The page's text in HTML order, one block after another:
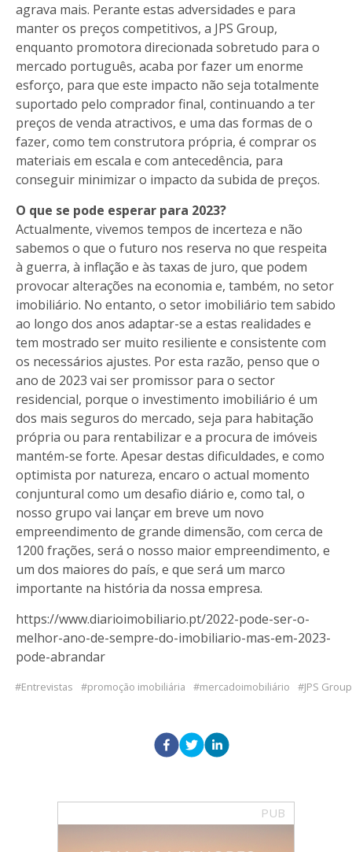
agrava mais. Perante estas adversidades e para
manter os preços competitivos, a JPS Group,
enquanto promotora direcionada sobretudo para o
mercado português, acaba por fazer um enorme
esforço, para que este impacto não seja totalmente
suportado pelo comprador final, continuando a ter
preços de venda atractivos, e uma das formas de o
fazer, como tem construtora própria, é comprar os
materiais em escala e com antecedência, para
conseguir minimizar o impacto da subida de preços.
O que se pode esperar para 2023?
Actualmente, vivemos tempos de incerteza e não
sabemos o que o futuro nos reserva no que respeita
à guerra, à inflação e às taxas de juro, que podem
provocar alterações na economia e, também, no setor
imobiliário. No entanto, o setor imobiliário tem sabido
ao longo dos anos adaptar-se a estas realidades e
tem mostrado ser muito resiliente e consistente com
os necessários ajustes. Por esta razão, penso que o
ano de 2023 vai ser promissor para o sector
residencial, porque o investimento imobiliário é um
dos mais seguros do mercado, seja para habitação
própria ou para rentabilizar e a procura de imóveis
mantém-se forte. Apesar destas dificuldades, e como
optimista por natureza, encaro o actual momento
conjuntural como um desafio diário e, como tal, o
nosso grupo vai lançar em breve um novo
empreendimento de grande dimensão, com cerca de
1200 frações, será o nosso maior empreendimento, e
um dos maiores do país, e que será um marco
importante na história da nossa empresa.
https://www.diarioimobiliario.pt/2022-pode-ser-o-
melhor-ano-de-sempre-do-imobiliario-mas-em-2023-
pode-abrandar
Entrevistas promoção imobiliária mercadoimobiliário JPS Group
PUB